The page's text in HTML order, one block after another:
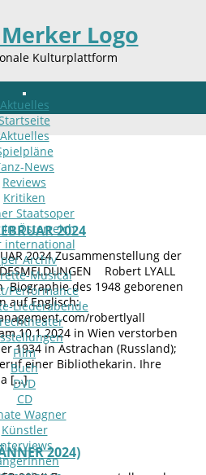
Kulturplattform
Aktuelles
Aktuelles
News
Reviews
Kritiken
Staatsoper
in Österreich
international
Archiv
Musical
Performance
Liederabende
Film
Buch
DVD
CD
Wagner
Künstler
2024
2024 Zusammenstellung der
Robert LYALL
Biographie des 1948 geborenen
auf Englisch:
robertlyall
10.1.2024 in Wien verstorben
1934 in Astrachan (Russland);
einer Bibliothekarin. Ihre
[…]
2024)